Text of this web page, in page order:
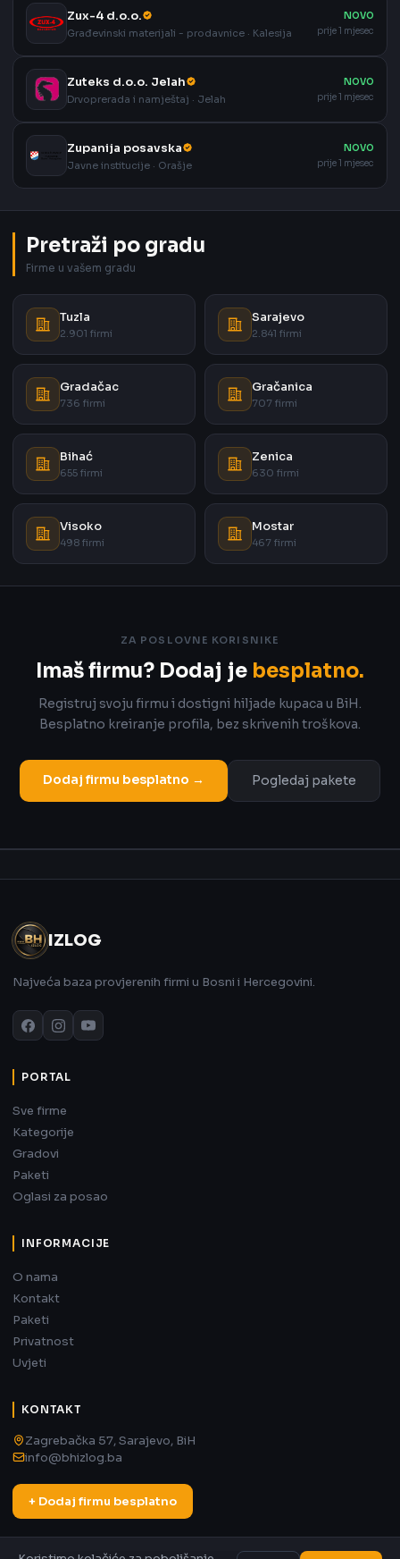
Zux-4 d.o.o.
Građevinski materijali - prodavnice · Kalesija
NOVO
prije 1 mjesec
Zuteks d.o.o. Jelah
Drvoprerada i namještaj · Jelah
NOVO
prije 1 mjesec
Zupanija posavska
Javne institucije · Orašje
NOVO
prije 1 mjesec
Pretraži po gradu
Firme u vašem gradu
Tuzla
2.901 firmi
Sarajevo
2.841 firmi
Gradačac
736 firmi
Gračanica
707 firmi
Bihać
655 firmi
Zenica
630 firmi
Visoko
498 firmi
Mostar
467 firmi
ZA POSLOVNE KORISNIKE
Imaš firmu? Dodaj je besplatno.
Registruj svoju firmu i dostigni hiljade kupaca u BiH.
Besplatno kreiranje profila, bez skrivenih troškova.
Dodaj firmu besplatno → Pogledaj pakete
IZLOG
Najveća baza provjerenih firmi u Bosni i Hercegovini.
PORTAL
Sve firme
Kategorije
Gradovi
Paketi
Oglasi za posao
INFORMACIJE
O nama
Kontakt
Paketi
Privatnost
Uvjeti
KONTAKT
Zagrebačka 57, Sarajevo, BiH
info@bhizlog.ba
+ Dodaj firmu besplatno